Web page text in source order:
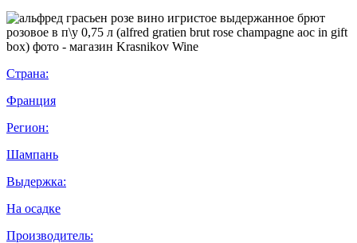
Страна:
Франция
Регион:
Шампань
Выдержка:
На осадке
Производитель: